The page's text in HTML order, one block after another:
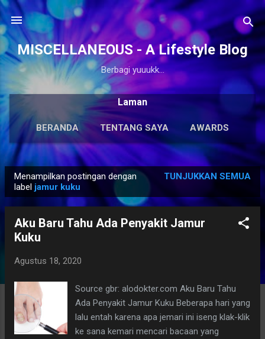
Langsung ke konten utama
MISCELLANEOUS - A Lifestyle Blog
Berbagi yuuukk...
Laman
BERANDA TENTANG SAYA AWARDS
ANTOLOGI LAINNYA… KARYA SOLO
o
Menampilkan postingan dengan
label jamur kuku
TUNJUKKAN SEMUA
Aku Baru Tahu Ada Penyakit Jamur
Kuku
Agustus 18, 2020
Source gbr: alodokter.com Aku Baru Tahu
Ada Penyakit Jamur Kuku Beberapa hari yang
lalu entah karena apa jemari ini iseng klak-klik
ke sana kemari mencari bacaan yang